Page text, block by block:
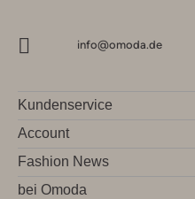
info@omoda.de
Kundenservice
Account
Fashion News
bei Omoda